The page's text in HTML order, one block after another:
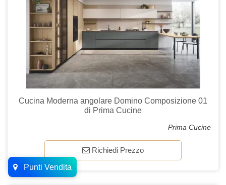
Cucina Moderna angolare Domino Composizione 01
di Prima Cucine
Prima Cucine
Richiedi Prezzo
Punti Vendita